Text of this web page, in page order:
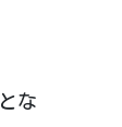
な